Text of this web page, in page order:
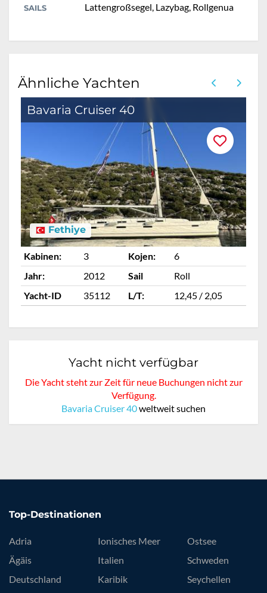
SAILS Lattengroßsegel, Lazybag, Rollgenua
Ähnliche Yachten
Bavaria Cruiser 40
Fethiye
Kabinen: 3 Kojen:
6
Jahr:
2012 Sail
Roll
Yacht-ID
35112 L/T: 12,45 / 2,05
Yacht nicht verfügbar
Die Yacht steht zur Zeit für neue Buchungen nicht zur
Verfügung.
Bavaria Cruiser 40weltweit suchen
Top-Destinationen
Adria
Ägäis
Deutschland
Ionisches Meer
Italien
Karibik
Ostsee
Schweden
Seychellen